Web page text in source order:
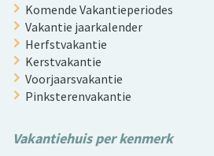
Komende Vakantieperiodes
Vakantie jaarkalender
Herfstvakantie
Kerstvakantie
Voorjaarsvakantie
Pinksterenvakantie
Vakantiehuis per kenmerk